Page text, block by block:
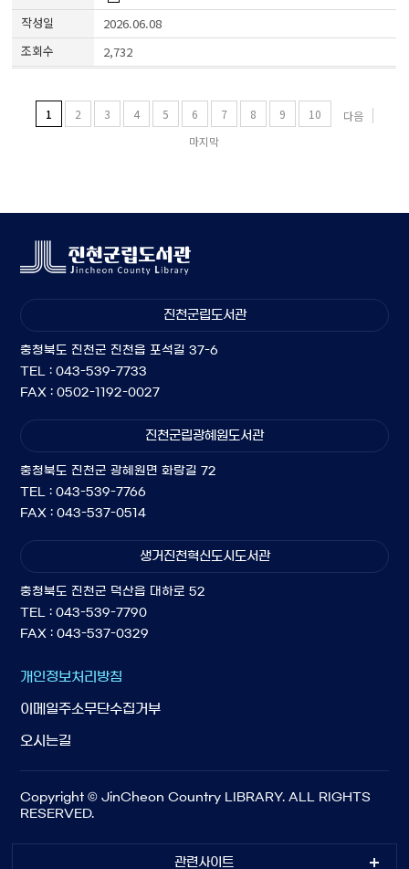
2026.06.08
2,732
1 2 3 4 5 6 7 8 9 10
다음
마지막
관련사이트
진천군립도서관
충청북도 진천군 진천읍 포석길 37-6
TEL : 043-539-7733
FAX : 0502-1192-0027
진천군립광혜원도서관
충청북도 진천군 광혜원면 화랑길 72
TEL : 043-539-7766
FAX : 043-537-0514
생거진천혁신도시도서관
충청북도 진천군 덕산읍 대하로 52
TEL : 043-539-7790
FAX : 043-537-0329
개인정보처리방침
이메일주소무단수집거부
오시는길
Copyright © JinCheon Country LIBRARY. ALL RIGHTS
RESERVED.